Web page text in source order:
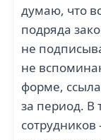
думаю, что
подряда
не
не
форме,
за период. В